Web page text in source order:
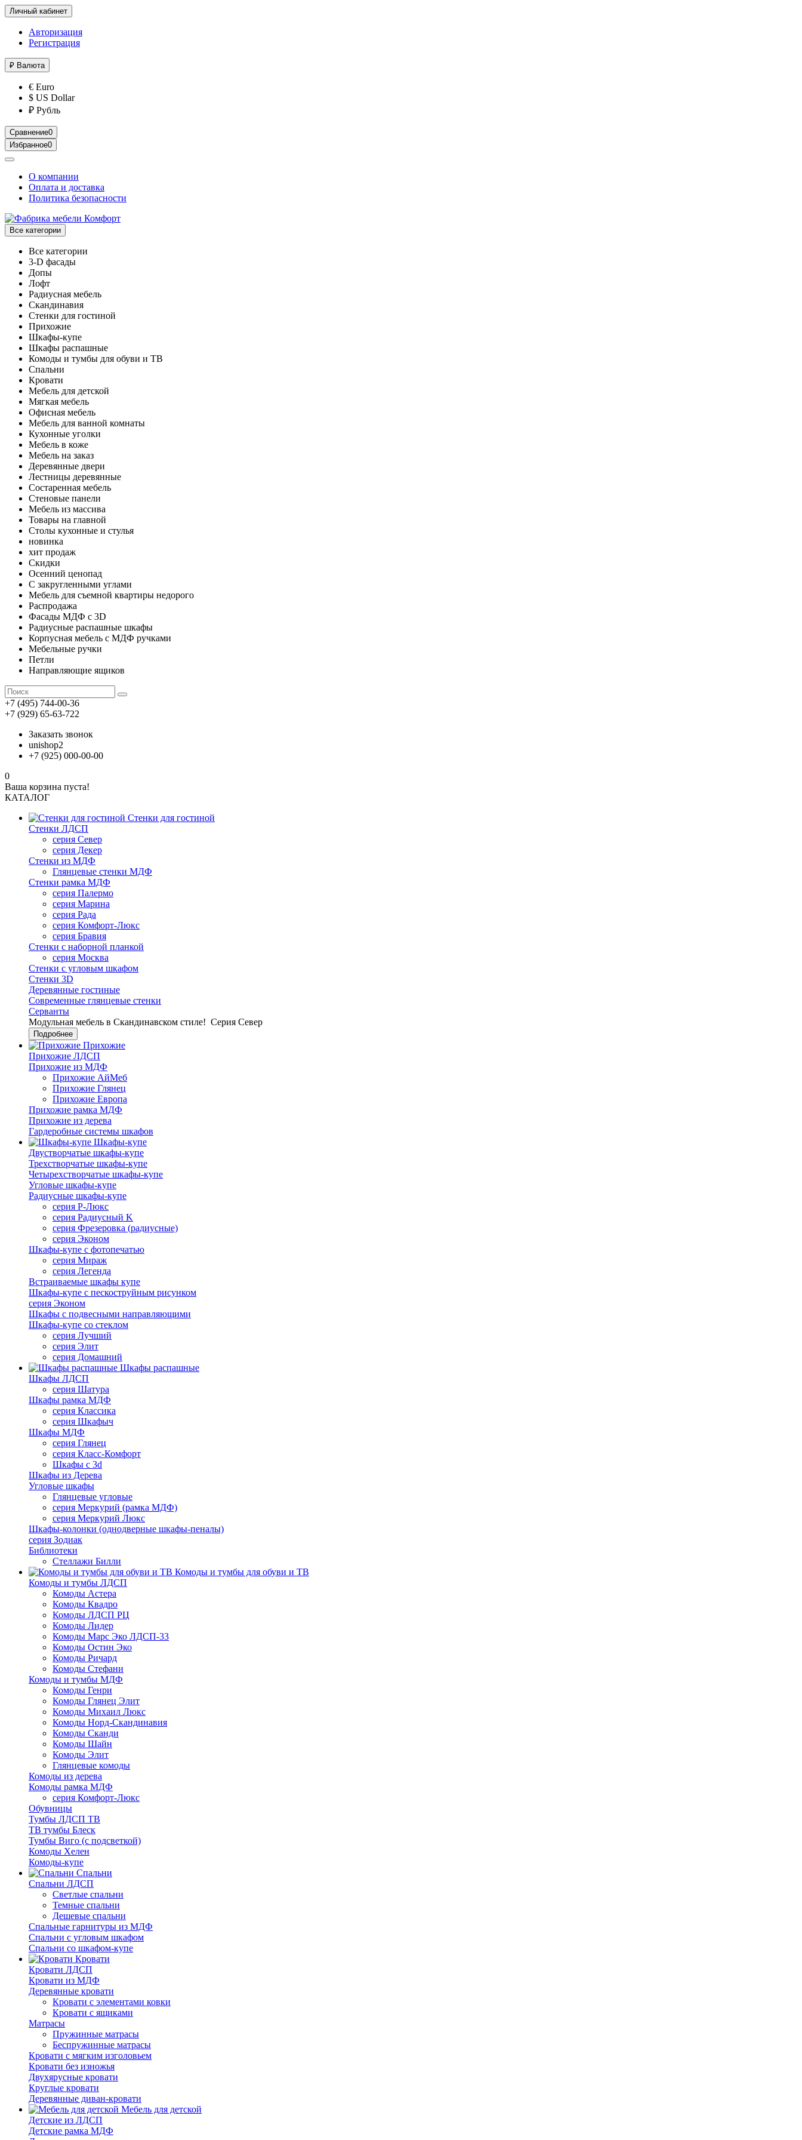
Личный кабинет
Авторизация
Регистрация
₽ Валюта
€ Euro
$ US Dollar
₽ Рубль
Сравнение0
Избранное0
О компании
Оплата и доставка
Политика безопасности
Все категории
Все категории
3-D фасады
Допы
Лофт
Радиусная мебель
Скандинавия
Стенки для гостиной
Прихожие
Шкафы-купе
Шкафы распашные
Комоды и тумбы для обуви и ТВ
Спальни
Кровати
Мебель для детской
Мягкая мебель
Офисная мебель
Мебель для ванной комнаты
Кухонные уголки
Мебель в коже
Мебель на заказ
Деревянные двери
Лестницы деревянные
Состаренная мебель
Стеновые панели
Мебель из массива
Товары на главной
Столы кухонные и стулья
новинка
хит продаж
Скидки
Осенний ценопад
С закругленными углами
Мебель для съемной квартиры недорого
Распродажа
Фасады МДФ с 3D
Радиусные распашные шкафы
Корпусная мебель с МДФ ручками
Мебельные ручки
Петли
Направляющие ящиков
+7 (495) 744-00-36
+7 (929) 65-63-722
Заказать звонок
unishop2
+7 (925) 000-00-00
0
Ваша корзина пуста!
КАТАЛОГ
Стенки для гостиной
Стенки ЛДСП
серия Север
серия Декер
Стенки из МДФ
Глянцевые стенки МДФ
Стенки рамка МДФ
серия Палермо
серия Марина
серия Рада
серия Комфорт-Люкс
серия Бравия
Стенки с наборной планкой
серия Москва
Стенки с угловым шкафом
Стенки 3D
Деревянные гостиные
Современные глянцевые стенки
Серванты
Модульная мебель в Скандинавском стиле! Серия Север
Подробнее
Прихожие
Прихожие ЛДСП
Прихожие из МДФ
Прихожие АйМеб
Прихожие Глянец
Прихожие Европа
Прихожие рамка МДФ
Прихожие из дерева
Гардеробные системы шкафов
Шкафы-купе
Двустворчатые шкафы-купе
Трехстворчатые шкафы-купе
Четырехстворчатые шкафы-купе
Угловые шкафы-купе
Радиусные шкафы-купе
серия Р-Люкс
серия Радиусный K
серия Фрезеровка (радиусные)
серия Эконом
Шкафы-купе с фотопечатью
серия Мираж
серия Легенда
Встраиваемые шкафы купе
Шкафы-купе с пескоструйным рисунком
серия Эконом
Шкафы с подвесными направляющими
Шкафы-купе со стеклом
серия Лучший
серия Элит
серия Домашний
Шкафы распашные
Шкафы ЛДСП
серия Шатура
Шкафы рамка МДФ
серия Классика
серия Шкафыч
Шкафы МДФ
серия Глянец
серия Класс-Комфорт
Шкафы с 3d
Шкафы из Дерева
Угловые шкафы
Глянцевые угловые
серия Меркурий (рамка МДФ)
серия Меркурий Люкс
Шкафы-колонки (однодверные шкафы-пеналы)
серия Зодиак
Библиотеки
Стеллажи Билли
Комоды и тумбы для обуви и ТВ
Комоды и тумбы ЛДСП
Комоды Астера
Комоды Квадро
Комоды ЛДСП РЦ
Комоды Лидер
Комоды Марс Эко ЛДСП-33
Комоды Остин Эко
Комоды Ричард
Комоды Стефани
Комоды и тумбы МДФ
Комоды Генри
Комоды Глянец Элит
Комоды Михаил Люкс
Комоды Норд-Скандинавия
Комоды Сканди
Комоды Шайн
Комоды Элит
Глянцевые комоды
Комоды из дерева
Комоды рамка МДФ
серия Комфорт-Люкс
Обувницы
Тумбы ЛДСП ТВ
ТВ тумбы Блеск
Тумбы Виго (с подсветкой)
Комоды Хелен
Комоды-купе
Спальни
Спальни ЛДСП
Светлые спальни
Темные спальни
Дешевые спальни
Спальные гарнитуры из МДФ
Спальни с угловым шкафом
Спальни со шкафом-купе
Кровати
Кровати ЛДСП
Кровати из МДФ
Деревянные кровати
Кровати с элементами ковки
Кровати с ящиками
Матрасы
Пружинные матрасы
Беспружинные матрасы
Кровати с мягким изголовьем
Кровати без изножья
Двухярусные кровати
Круглые кровати
Деревянные диван-кровати
Мебель для детской
Детские из ЛДСП
Детские рамка МДФ